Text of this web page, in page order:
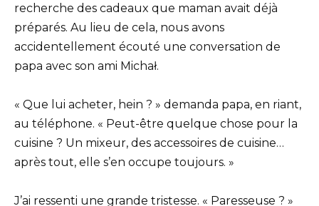
recherche des cadeaux que maman avait déjà
préparés. Au lieu de cela, nous avons
accidentellement écouté une conversation de
papa avec son ami Michał.
« Que lui acheter, hein ? » demanda papa, en riant,
au téléphone. « Peut-être quelque chose pour la
cuisine ? Un mixeur, des accessoires de cuisine…
après tout, elle s’en occupe toujours. »
J’ai ressenti une grande tristesse. « Paresseuse ? »